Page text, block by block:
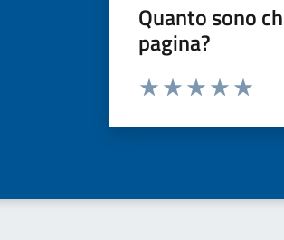
Quanto sono
pagina?
Valuta da 1 a 5 stelle la